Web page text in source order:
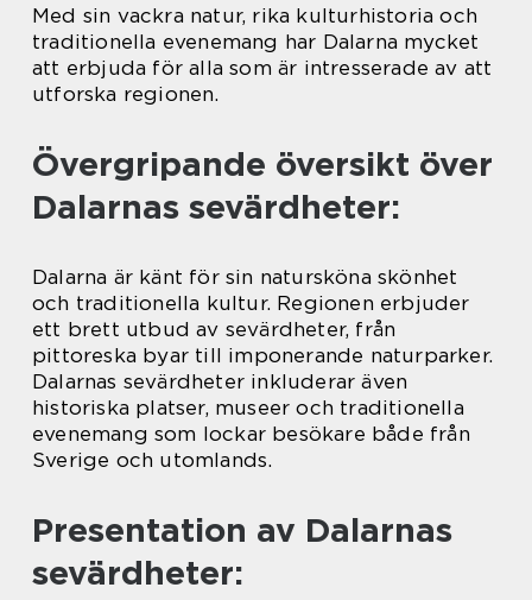
Med sin vackra natur, rika kulturhistoria och
traditionella evenemang har Dalarna mycket
att erbjuda för alla som är intresserade av att
utforska regionen.
Övergripande översikt över
Dalarnas sevärdheter:
Dalarna är känt för sin natursköna skönhet
och traditionella kultur. Regionen erbjuder
ett brett utbud av sevärdheter, från
pittoreska byar till imponerande naturparker.
Dalarnas sevärdheter inkluderar även
historiska platser, museer och traditionella
evenemang som lockar besökare både från
Sverige och utomlands.
Presentation av Dalarnas
sevärdheter: